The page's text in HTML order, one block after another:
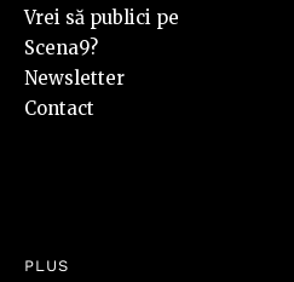
Vrei să publici pe
Scena9?
Newsletter
Contact
PLUS